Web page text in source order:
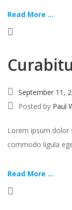
Read More ...
September 11,
Posted by Paul
Lorem ipsum dolor
commodo ligula
Read More ...